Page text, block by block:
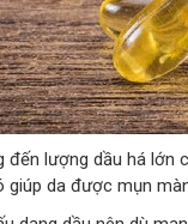
đến lượng dầu há
da được mụn